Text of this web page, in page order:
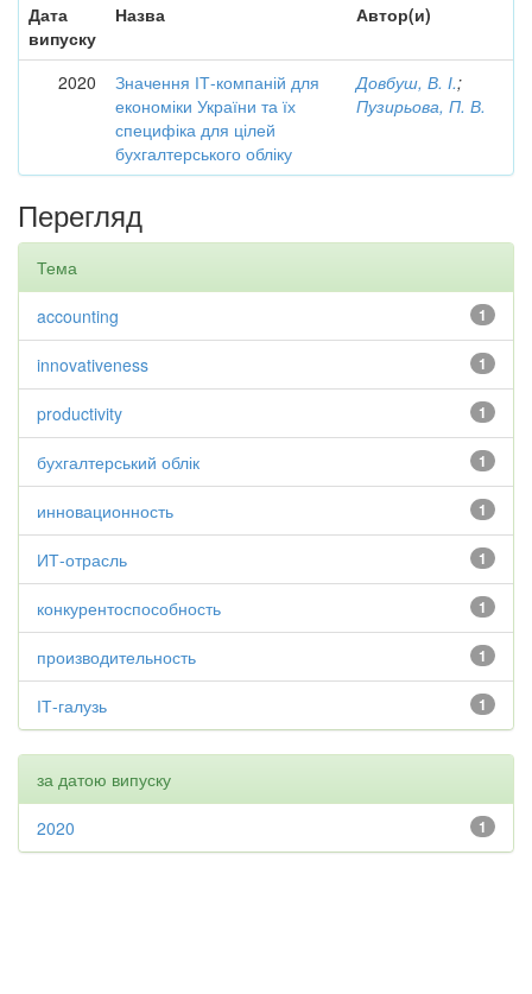
Дата
випуску
Назва Автор(и)
2020
Значення ІТ-компаній для
економіки України та їх
специфіка для цілей
бухгалтерського обліку
Довбуш, В. І.;
Пузирьова, П. В.
Перегляд
Тема
1
accounting
1
innovativeness
1
productivity
1
бухгалтерський облік
1
инновационность
1
ИТ-отрасль
1
конкурентоспособность
1
производительность
1
ІТ-галузь
за датою випуску
1
2020